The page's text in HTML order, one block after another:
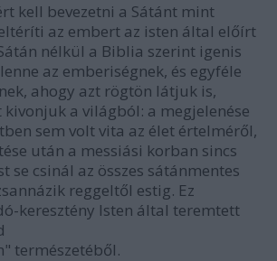
kell bevezetni a Sátánt mint
az embert az isten által előírt
nélkül a Biblia szerint igenis
az emberiségnek, és egyféle
ahogy azt rögtön látjuk is,
a világból: a megjelenése
sem volt vita az élet értelméről,
után a messiási korban sincs
se csinál az összes sátánmentes
reggeltől estig. Ez
keresztény Isten által teremtett
természetéből.